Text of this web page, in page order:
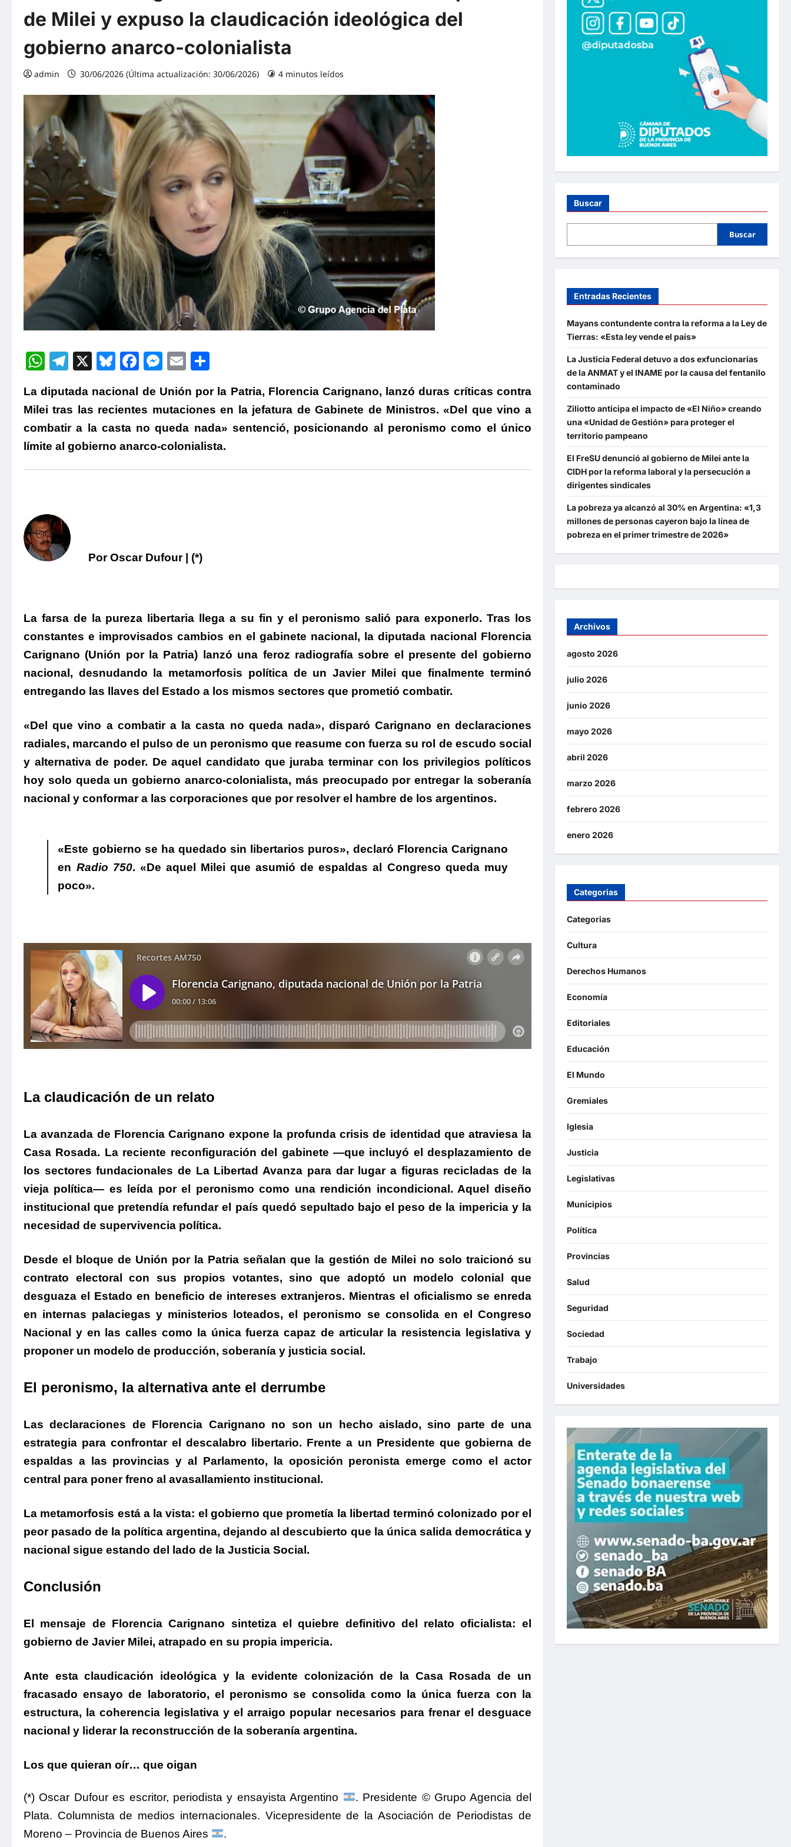
de Milei y expuso la claudicación ideológica del
gobierno anarco-colonialista
admin 30/06/2026 (Última actualización: 30/06/2026) 4 minutos leídos
WhatsApp
Telegram
X Bluesky
Facebook
Messenger
Email
La diputada nacional de Unión por la Patria, Florencia Carignano, lanzó duras críticas contra
Milei tras las recientes mutaciones en la jefatura de Gabinete de Ministros. «Del que vino a
combatir a la casta no queda nada» sentenció, posicionando al peronismo como el único
límite al gobierno anarco-colonialista.
Por Oscar Dufour | (*)
La farsa de la pureza libertaria llega a su fin y el peronismo salió para exponerlo. Tras los
constantes e improvisados cambios en el gabinete nacional, la diputada nacional Florencia
Carignano (Unión por la Patria) lanzó una feroz radiografía sobre el presente del gobierno
nacional, desnudando la metamorfosis política de un Javier Milei que finalmente terminó
entregando las llaves del Estado a los mismos sectores que prometió combatir.
«Del que vino a combatir a la casta no queda nada», disparóCarignano en declaraciones
radiales, marcando el pulso de un peronismo que reasume con fuerza su rol de escudo social
y alternativa de poder. De aquel candidato que juraba terminar con los privilegios políticos
hoy solo queda un gobierno anarco-colonialista, más preocupado por entregar la soberanía
nacional y conformar a las corporaciones que por resolver el hambre de los argentinos.
«Este gobierno se ha quedado sin libertarios puros», declaró Florencia Carignano
en Radio 750. «De aquel Milei que asumió de espaldas al Congreso queda muy
poco».
La claudicación de un relato
La avanzada de Florencia Carignano expone la profunda crisis de identidad que atraviesa la
Casa Rosada. La reciente reconfiguración del gabinete —que incluyó el desplazamiento de
los sectores fundacionales de La Libertad Avanza para dar lugar a figuras recicladas de la
vieja política— es leída por el peronismo como una rendición incondicional. Aquel diseño
institucional que pretendía refundar el país quedó sepultado bajo el peso de la impericia y la
necesidad de supervivencia política.
Desde el bloque de Unión por la Patria señalan que la gestión de Milei no solo traicionó su
contrato electoral con sus propios votantes, sino que adoptó un modelo colonial que
desguaza el Estado en beneficio de intereses extranjeros. Mientras el oficialismo se enreda
en internas palaciegas y ministerios loteados,el peronismo se consolida en el Congreso
Nacional y en las calles como la única fuerza capaz de articular la resistencia legislativa y
proponer un modelo de producción, soberanía y justicia social.
El peronismo, la alternativa ante el derrumbe
Las declaraciones de Florencia Carignano no son un hecho aislado, sino parte de una
estrategia para confrontar el descalabro libertario. Frente a un Presidente que gobierna de
espaldas a las provincias y al Parlamento, la oposición peronista emerge como el actor
central para poner freno al avasallamiento institucional.
La metamorfosis está a la vista: el gobierno que prometía la libertad terminó colonizado por el
peor pasado de la política argentina,dejando al descubierto que la única salida democrática y
nacional sigue estando del lado de la Justicia Social.
Conclusión
El mensaje de Florencia Carignano sintetiza el quiebre definitivo del relato oficialista: el
gobierno de Javier Milei, atrapado en su propia impericia.
Ante esta claudicación ideológica y la evidente colonización de la Casa Rosada de un
fracasado ensayo de laboratorio, el peronismo se consolida como la única fuerza con la
estructura, la coherencia legislativa y el arraigo popular necesarios para frenar el desguace
nacional y liderar la reconstrucción de la soberanía argentina.
Los que quieran oír… que oigan
(*) Oscar Dufour es escritor, periodista y ensayista Argentino
. Presidente © Grupo Agencia del
Plata. Columnista de medios internacionales. Vicepresidente de la Asociación de Periodistas de
Moreno – Provincia de Buenos Aires
.
Buscar
Buscar
Entradas Recientes
Mayans contundente contra la reforma a la Ley de
Tierras: «Esta ley vende el país»
La Justicia Federal detuvo a dos exfuncionarias
de la ANMAT y el INAME por la causa del fentanilo
contaminado
Ziliotto anticipa el impacto de «El Niño» creando
una «Unidad de Gestión» para proteger el
territorio pampeano
El FreSU denunció al gobierno de Milei ante la
CIDH por la reforma laboral y la persecución a
dirigentes sindicales
La pobreza ya alcanzó al 30% en Argentina: «1,3
millones de personas cayeron bajo la línea de
pobreza en el primer trimestre de 2026»
Archivos
agosto 2026
julio 2026
junio 2026
mayo 2026
abril 2026
marzo 2026
febrero 2026
enero 2026
Categorias
Categorias
Cultura
Derechos Humanos
Economía
Editoriales
Educación
El Mundo
Gremiales
Iglesia
Justicia
Legislativas
Municipios
Política
Provincias
Salud
Seguridad
Sociedad
Trabajo
Universidades